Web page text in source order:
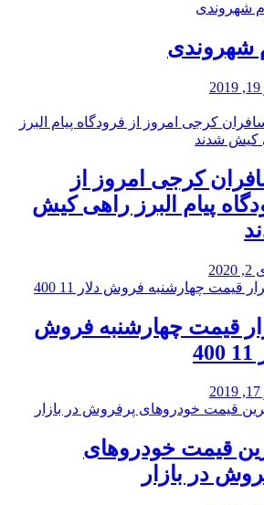
شهروندی
کرجی امروز از
پیام البرز راهی کیش
قیمت چهارشنبه فروش
قیمت خودرو‌های
در بازار